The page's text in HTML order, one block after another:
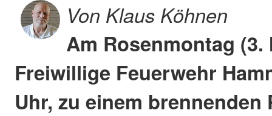
Von Klaus Köhnen
Am Rosenmontag
Freiwillige Feuerwehr
Uhr, zu einem